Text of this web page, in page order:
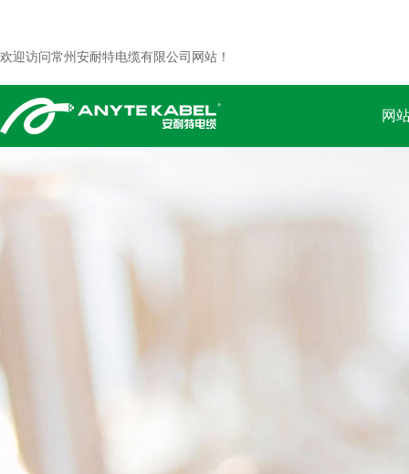
欢迎访问常州安耐特电缆有限公司网站！
网